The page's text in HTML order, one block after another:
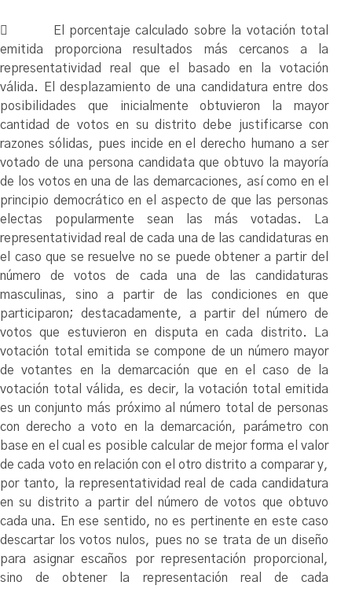
 El porcentaje calculado sobre la votación total
emitida proporciona resultados más cercanos a la
representatividad real que el basado en la votación
válida. El desplazamiento de una candidatura entre dos
posibilidades que inicialmente obtuvieron la mayor
cantidad de votos en su distrito debe justificarse con
razones sólidas, pues incide en el derecho humano a ser
votado de una persona candidata que obtuvo la mayoría
de los votos en una de las demarcaciones, así como en el
principio democrático en el aspecto de que las personas
electas popularmente sean las más votadas. La
representatividad real de cada una de las candidaturas en
el caso que se resuelve no se puede obtener a partir del
número de votos de cada una de las candidaturas
masculinas, sino a partir de las condiciones en que
participaron; destacadamente, a partir del número de
votos que estuvieron en disputa en cada distrito. La
votación total emitida se compone de un número mayor
de votantes en la demarcación que en el caso de la
votación total válida, es decir, la votación total emitida
es un conjunto más próximo al número total de personas
con derecho a voto en la demarcación, parámetro con
base en el cual es posible calcular de mejor forma el valor
de cada voto en relación con el otro distrito a comparar y,
por tanto, la representatividad real de cada candidatura
en su distrito a partir del número de votos que obtuvo
cada una. En ese sentido, no es pertinente en este caso
descartar los votos nulos, pues no se trata de un diseño
para asignar escaños por representación proporcional,
sino de obtener la representación real de cada